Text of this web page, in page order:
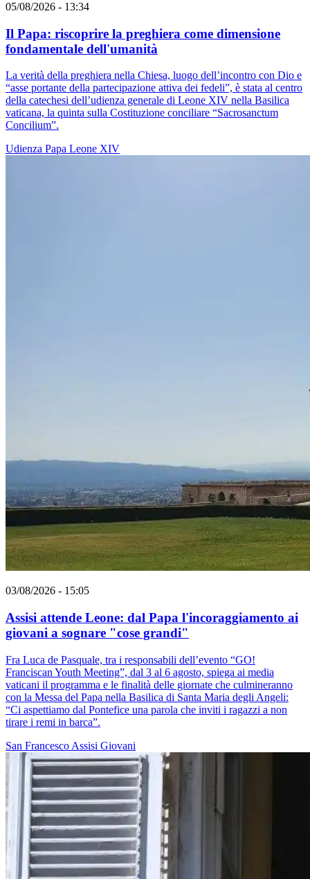
05/08/2026 - 13:34
Il Papa: riscoprire la preghiera come dimensione
fondamentale dell'umanità
La verità della preghiera nella Chiesa, luogo dell’incontro con Dio e
“asse portante della partecipazione attiva dei fedeli”, è stata al centro
della catechesi dell’udienza generale di Leone XIV nella Basilica
vaticana, la quinta sulla Costituzione conciliare “Sacrosanctum
Concilium”.
Udienza Papa Leone XIV
03/08/2026 - 15:05
Assisi attende Leone: dal Papa l'incoraggiamento ai
giovani a sognare "cose grandi"
Fra Luca de Pasquale, tra i responsabili dell’evento “GO!
Franciscan Youth Meeting”, dal 3 al 6 agosto, spiega ai media
vaticani il programma e le finalità delle giornate che culmineranno
con la Messa del Papa nella Basilica di Santa Maria degli Angeli:
“Ci aspettiamo dal Pontefice una parola che inviti i ragazzi a non
tirare i remi in barca”.
San Francesco Assisi Giovani